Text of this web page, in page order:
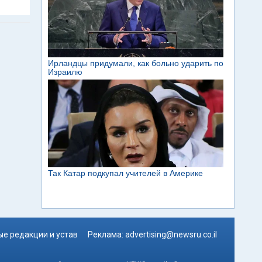
редакции и устав Реклама: advertising@newsru.co.il